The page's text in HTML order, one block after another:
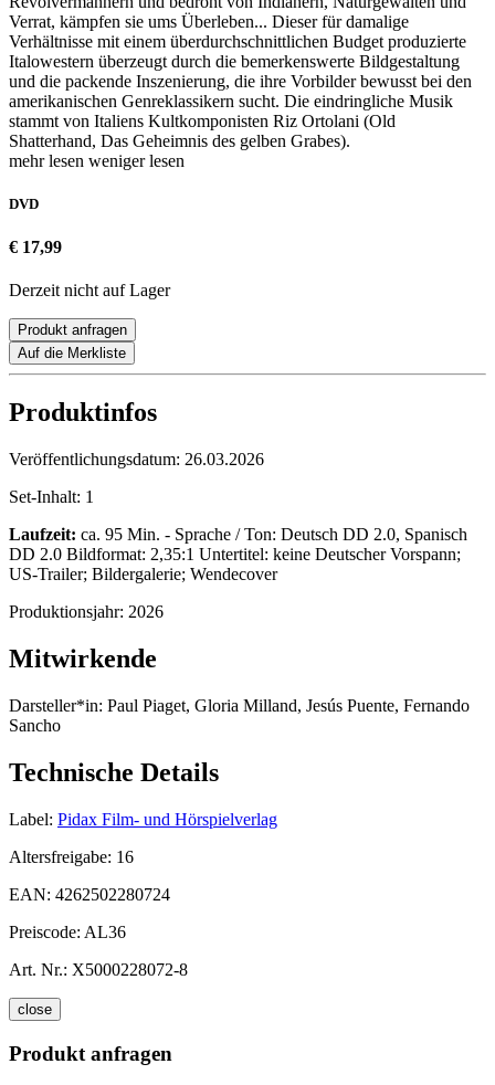
Verrat, kämpfen sie ums Überleben... Dieser für damalige
Verhältnisse mit einem überdurchschnittlichen Budget produzierte
Italowestern überzeugt durch die bemerkenswerte Bildgestaltung
und die packende Inszenierung, die ihre Vorbilder bewusst bei den
amerikanischen Genreklassikern sucht. Die eindringliche Musik
stammt von Italiens Kultkomponisten Riz Ortolani (Old
Shatterhand, Das Geheimnis des gelben Grabes).
mehr lesen weniger lesen
DVD
€ 17,99
Derzeit nicht auf Lager
Produkt anfragen
Auf die Merkliste
Produktinfos
Veröffentlichungsdatum: 26.03.2026
Set-Inhalt: 1
Laufzeit: ca. 95 Min. - Sprache / Ton: Deutsch DD 2.0, Spanisch
DD 2.0 Bildformat: 2,35:1 Untertitel: keine Deutscher Vorspann;
US-Trailer; Bildergalerie; Wendecover
Produktionsjahr: 2026
Mitwirkende
Darsteller*in: Paul Piaget, Gloria Milland, Jesús Puente, Fernando
Sancho
Technische Details
Label: Pidax Film- und Hörspielverlag
Altersfreigabe: 16
EAN: 4262502280724
Preiscode: AL36
Art. Nr.: X5000228072-8
close
Produkt anfragen